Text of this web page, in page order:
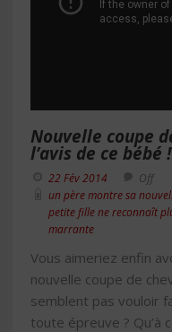
Nouvelle coupe
l’avis de ce bébé !
22 Fév 2014
Off
un père montre sa
petite fille ne reconnaît
marrante
Vous aimeriez enfin
nouvelle coupe de
semblent pas vouloir
toute épreuve ? Qu’à